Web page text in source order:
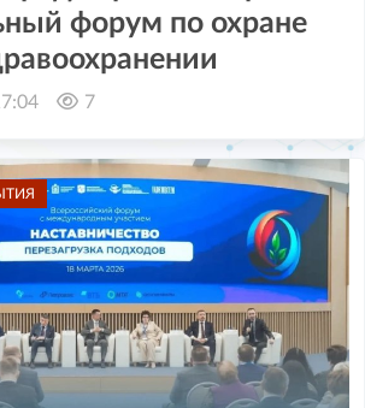
форум по охране
7